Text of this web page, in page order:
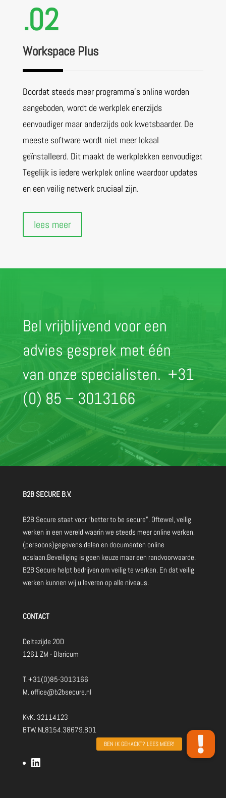
.02
Workspace Plus
Doordat steeds meer programma’s online worden
aangeboden, wordt de werkplek enerzijds
eenvoudiger maar anderzijds ook kwetsbaarder. De
meeste software wordt niet meer lokaal
geïnstalleerd. Dit maakt de werkplekken eenvoudiger.
Tegelijk is iedere werkplek online waardoor updates
en een veilig netwerk cruciaal zijn.
lees meer
Bel vrijblijvend voor een
advies gesprek met één
van onze specialisten. +31
(0) 85 – 3013166
B2B SECURE B.V.
B2B Secure staat voor “better to be secure”. Oftewel, veilig
werken in een wereld waarin we steeds meer online werken,
(persoons)gegevens delen en documenten online
opslaan.Beveiliging is geen keuze maar een randvoorwaarde.
B2B Secure helpt bedrijven om veilig te werken. En dat veilig
werken kunnen wij u leveren op alle niveaus.
CONTACT
Deltazijde 20D
1261 ZM - Blaricum
T. +31(0)85-3013166
M. office@b2bsecure.nl
KvK. 32114123
BTW. NL8154.38679.B01
LinkedIn